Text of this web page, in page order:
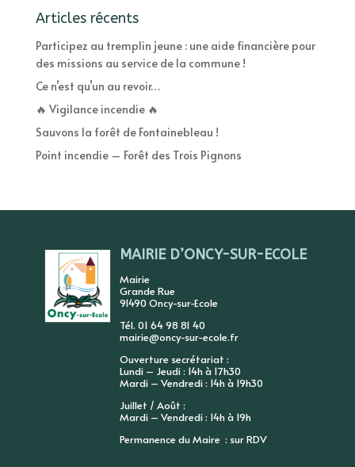
Articles récents
Participez au tremplin jeune : une aide financière pour
des missions au service de la commune !
Ce n’est qu’un au revoir…
🔥 Vigilance incendie 🔥
Sauvons la forêt de Fontainebleau !
Point incendie – Forêt des Trois Pignons
MAIRIE D’ONCY-SUR-ECOLE
Mairie
Grande Rue
91490 Oncy-sur-Ecole
Tél. 01 64 98 81 40
mairie@oncy-sur-ecole.fr
Ouverture secrétariat :
Lundi – Jeudi : 14h à 17h30
Mardi – Vendredi : 14h à 19h30
Juillet / Août :
Mardi – Vendredi : 14h à 19h
Permanence du Maire : sur RDV